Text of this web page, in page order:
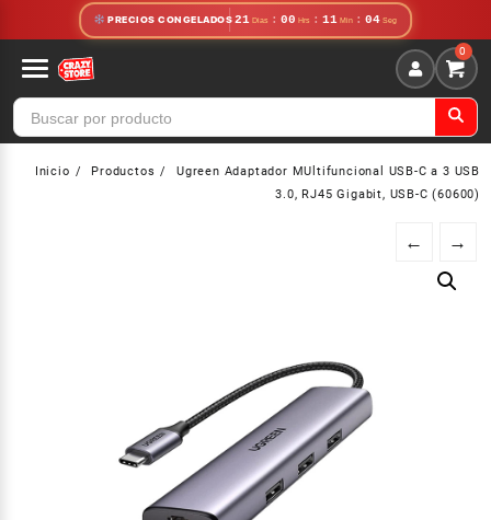
contenido
PRECIOS CONGELADOS 21 : 00 : 11 : 03
Inicio Productos
Ugreen Adaptador MUltifuncional USB-C a 3 USB
3.0, RJ45 Gigabit, USB-C (60600)
← →